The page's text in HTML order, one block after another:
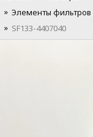
Элементы фильтров
SF133-4407040